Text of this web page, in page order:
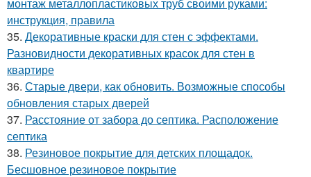
инструкция, правила
35. Декоративные краски для стен с эффектами.
Разновидности декоративных красок для стен в
квартире
36. Старые двери, как обновить. Возможные способы
обновления старых дверей
37. Расстояние от забора до септика. Расположение
септика
38. Резиновое покрытие для детских площадок.
Бесшовное резиновое покрытие